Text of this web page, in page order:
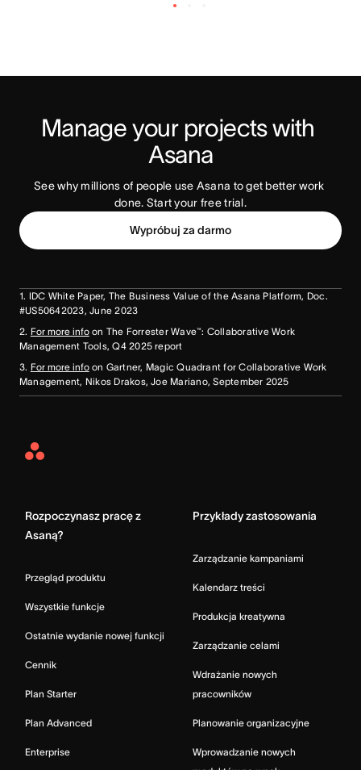
Manage your projects with
Asana
See why millions of people use Asana to get better work
done. Start your free trial.
Wypróbuj za darmo
1. IDC White Paper, The Business Value of the Asana Platform, Doc.
#US50642023, June 2023
2. For more infoon The Forrester Wave™: Collaborative Work
Management Tools, Q4 2025 report
3. For more infoon Gartner, Magic Quadrant for Collaborative Work
Management, Nikos Drakos, Joe Mariano, September 2025
Asana
Rozpoczynasz pracę z
Asaną?
Przegląd produktu
Wszystkie funkcje
Ostatnie wydanie nowej funkcji
Cennik
Plan Starter
Plan Advanced
Enterprise
Przykłady zastosowania
Zarządzanie kampaniami
Kalendarz treści
Produkcja kreatywna
Zarządzanie celami
Wdrażanie nowych
pracowników
Planowanie organizacyjne
Wprowadzanie nowych